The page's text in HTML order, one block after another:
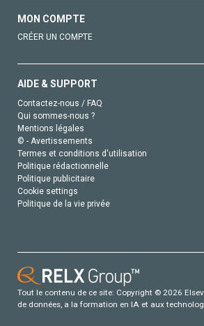
MON COMPTE
CRÉER UN COMPTE
AIDE & SUPPORT
Contactez-nous / FAQ
Qui sommes-nous ?
Mentions légales
© - Avertissements
Termes et conditions d'utilisation
Politique rédactionnelle
Politique publicitaire
Cookie settings
Politique de la vie privée
Tout le contenu de ce site: Copyright © 2026
de données, a la formation en IA et aux